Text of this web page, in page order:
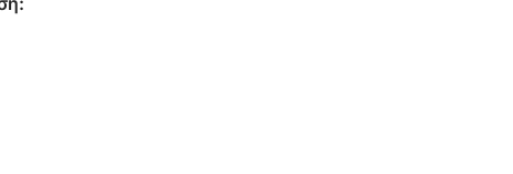
μπροστά από τα Faraglioni του Scopello.